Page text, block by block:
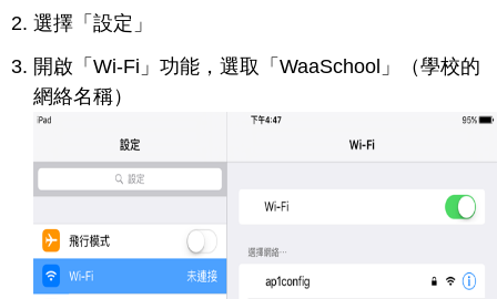
選擇「設定」
開啟「Wi-Fi」功能，選取「WaaSchool」（學校的
網絡名稱）